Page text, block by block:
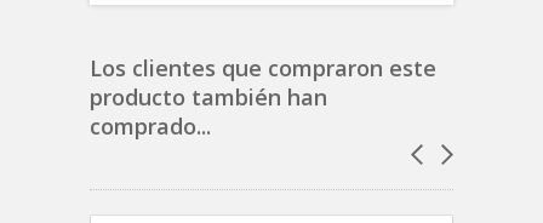
Los clientes que compraron este
producto también han
comprado...